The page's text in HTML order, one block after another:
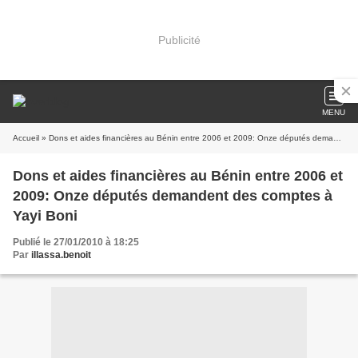
Publicité
MENU
Accueil » Dons et aides financières au Bénin entre 2006 et 2009: Onze députés demandent des comptes à Yayi Boni
Dons et aides financières au Bénin entre 2006 et
2009: Onze députés demandent des comptes à
Yayi Boni
Publié le 27/01/2010 à 18:25
Par illassa.benoit